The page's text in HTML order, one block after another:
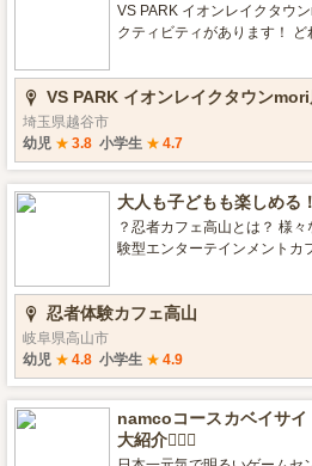
VS PARK イオンレイクタウ
クティビティがあります！
アクティビティをご紹介しま
VS PARK イオンレイクタウン
埼玉県越谷市
幼児 ★ 3.8 小学生 ★ 4.7
大人も子どもも楽しめる！
？忍者カフェ高山とは？ 様
験型エンターテインメントカフェ」です
ム」など、忍者にまつわる体
とい、写真を撮ればインスタ映え間
ろぎながら楽しめるのがコン
めるのはもちろん、カップル
分楽しめるのが、忍者カフェ
忍者体験カフェ高山
岐阜県高山市
幼児 ★ 4.8 小学生 ★ 4.9
namcoコースカベイサ
大紹介💁‍♀️✨